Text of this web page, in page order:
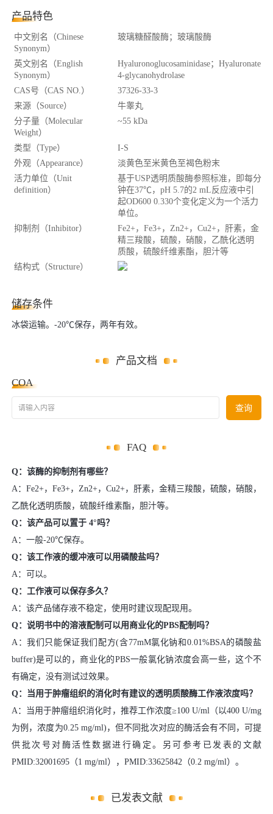
产品特色
中文别名（Chinese
Synonym）
玻璃糖醛酸酶；玻璃酸酶
英文别名（English
Synonym）
Hyaluronoglucosaminidase；Hyaluronate
4-glycanohydrolase
CAS号（CAS NO.）
37326-33-3
来源（Source）
牛睾丸
分子量（Molecular
Weight）
~55 kDa
类型（Type）
I-S
外观（Appearance）
淡黄色至米黄色至褐色粉末
活力单位（Unit
definition）
基于USP透明质酸酶参照标准，即每分
钟在37℃，pH 5.7的2 mL反应液中引
起OD600 0.330个变化定义为一个活力
单位。
抑制剂（Inhibitor）
Fe2+，Fe3+，Zn2+，Cu2+，肝素，金
精三羧酸，硫酸，硝酸，乙酰化透明
质酸，硫酸纤维素酯，胆汁等
结构式（Structure）
储存条件
冰袋运输。-20℃保存，两年有效。
产品文档
COA
请输入内容 查询
FAQ
Q：该酶的抑制剂有哪些？
A：Fe2+，Fe3+，Zn2+，Cu2+，肝素，金精三羧酸，硫酸，硝酸，
乙酰化透明质酸，硫酸纤维素酯，胆汁等。
Q：该产品可以置于 4°吗？
A：一般-20℃保存。
Q：该工作液的缓冲液可以用磷酸盐吗？
A：可以。
Q：工作液可以保存多久？
A：该产品储存液不稳定，使用时建议现配现用。
Q：说明书中的溶液配制可以用商业化的PBS配制吗？
A：我们只能保证我们配方(含77mM氯化钠和0.01%BSA的磷酸盐
buffer)是可以的，商业化的PBS一般氯化钠浓度会高一些，这个不
有确定，没有测试过效果。
Q：当用于肿瘤组织的消化时有建议的透明质酸酶工作液浓度吗？
A：当用于肿瘤组织消化时，推荐工作浓度≥100 U/ml（以400 U/mg
为例，浓度为0.25 mg/ml)，但不同批次对应的酶活会有不同，可提
供批次号对酶活性数据进行确定。另可参考已发表的文献
PMID:32001695（1 mg/ml），PMID:33625842（0.2 mg/ml）。
已发表文献